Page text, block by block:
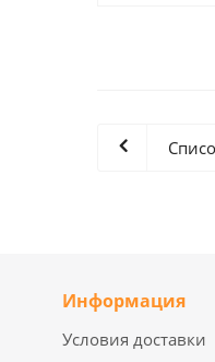
Информация
Условия доставки